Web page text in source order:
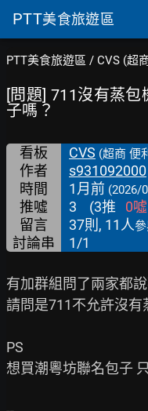
PTT美食旅遊區
PTT美食旅遊區 / CVS (超
[問題] 711沒有蒸
子嗎？
看板 CVS (超商 便
作者 s931092000
時間 1月前 (2026/
推噓 3 (3推 0噓
留言
37則, 11人
討論串 1/1
有加群組問了兩家都
請問是711不允許沒有
PS
想買潮粵坊聯名包子